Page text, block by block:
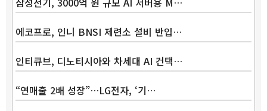
에코프로, 인니 BNSI 제련소 설비 반입…
인티큐브, 디노티시아와 차세대 AI 컨택…
“연매출 2배 성장”…LG전자, ‘기…